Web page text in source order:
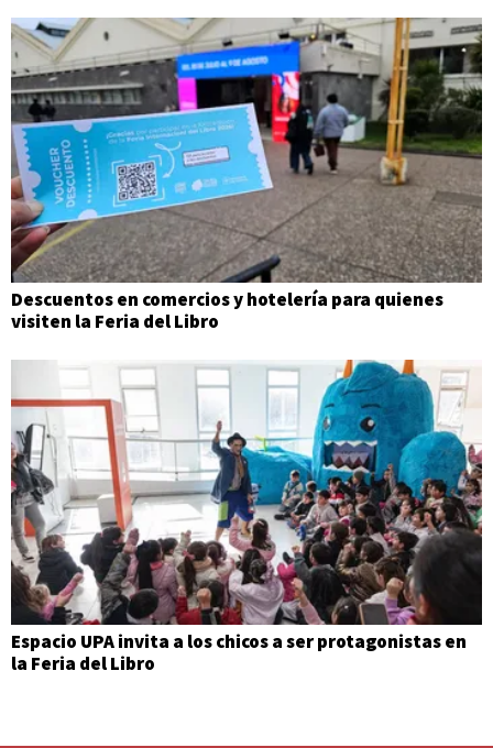
Descuentos en comercios y hotelería para quienes
visiten la Feria del Libro
Espacio UPA invita a los chicos a ser protagonistas en
la Feria del Libro